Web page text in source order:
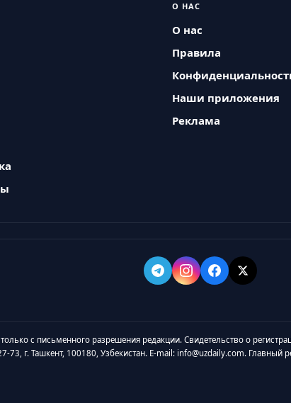
О НАС
О нас
Правила
Наши приложения
Реклама
с письменного разрешения редакции. Свидетельство о
73, г. Ташкент, 100180, Узбекистан. E-mail: info@uzdaily.com.